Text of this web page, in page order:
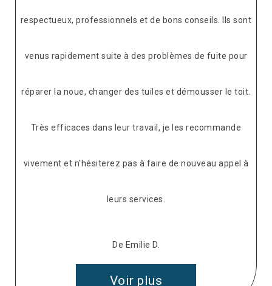
respectueux, professionnels et de bons conseils. Ils sont
venus rapidement suite à des problèmes de fuite pour
réparer la noue, changer des tuiles et démousser le toit.
Très efficaces dans leur travail, je les recommande
vivement et n'hésiterez pas à faire de nouveau appel à
leurs services.
De Emilie D.
Voir plus